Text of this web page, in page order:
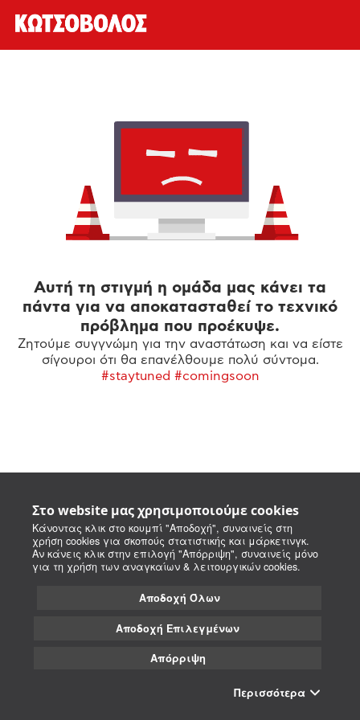
Στο website μας χρησιμοποιούμε cookies
Κάνοντας κλικ στο κουμπί "Αποδοχή", συναινείς στη
χρήση cookies για σκοπούς στατιστικής και μάρκετινγκ.
Αν κάνεις κλικ στην επιλογή "Απόρριψη", συναινείς μόνο
για τη χρήση των αναγκαίων & λειτουργικών cookies.
Αποδοχή Όλων
Αποδοχή Επιλεγμένων
Απόρριψη
Περισσότερα
Αυτή τη στιγμή η ομάδα μας κάνει τα
πάντα για να αποκατασταθεί το τεχνικό
πρόβλημα που προέκυψε.
Ζητούμε συγγνώμη για την αναστάτωση και να είστε
σίγουροι ότι θα επανέλθουμε πολύ σύντομα.
#staytuned #comingsoon